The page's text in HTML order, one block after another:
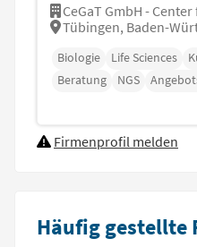
CeGaT GmbH -
Tübingen, Baden-
Biologie Life Sciences
Beratung
NGS
Firmenprofil melden
Häufig gestellte